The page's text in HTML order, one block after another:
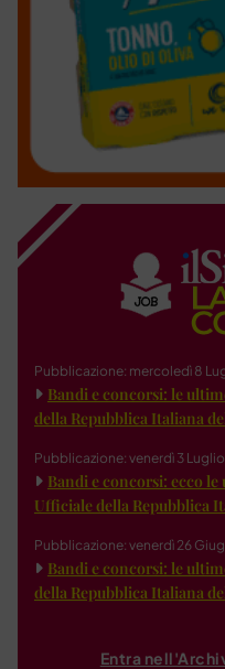
Pubblicazione: mercoledì 8
Bandi e concorsi: le
della Repubblica Italiana
Pubblicazione: venerdì 3
Bandi e concorsi: ecco
Ufficiale della Repubblica
Pubblicazione: venerdì 26
Bandi e concorsi: le
della Repubblica Italiana
Entra